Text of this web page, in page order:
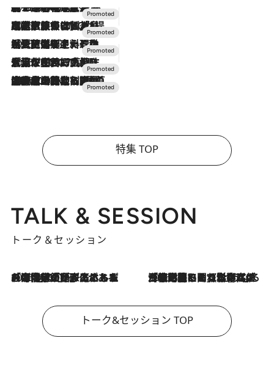
2026.8.7
【トンボの足水浴】ヒノキの香りに包まれて涼感マックス！約13℃の湧水かけ流しを避暑地「星野温泉 トンボの湯」で体験
2026.7.31
【ホテル帰省】という選択肢をOMOが提案。家族とほどよい距離を保つには「昼は実家、夜は気兼ねなくホテルで！」
2026.7.24
【夏限定ディナーコース】旬を迎える稚鮎や花ズッキーニなどをイタリア・トスカーナの郷土料理の手法で満喫！
2026.7.17
「土佐和ハーブかき氷」がOMO7高知に登場！生姜、山椒、大葉など目にも舌にも涼を呼ぶ郷土の味
2026.7.10
NEW OPEN！【界 草津】名湯の地に誕生。趣の異なる2種の温泉と上州ならではの会席・蕎麦割烹など美食を味わう究極の癒やし旅
特集 TOP
TALK & SESSION
トーク＆セッション
2026.8.3
「今後値上げがあるとすれば…」「リスクがあるのは今年の冬」エネルギー専門家が語る、ホルムズ海峡封鎖が家庭にもたらす“ある心配” 2026.8.3
「住宅建てられない…」「サーチャージ料の高値が続いている」ホルムズ海峡封鎖による影響はいつまで続く？《エネルギー専門家に聞く“どうなる日本の暮らし”》
トーク&セッション TOP